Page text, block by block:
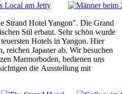
Strand Hotel Yangon". Die Grand
Stil erbaut. Sehr schön wurde
Hotels in Yangon. Hier
reichen Japaner ab. Wir besuchen
Marmorboden, bedienen uns
die Ausstellung mit